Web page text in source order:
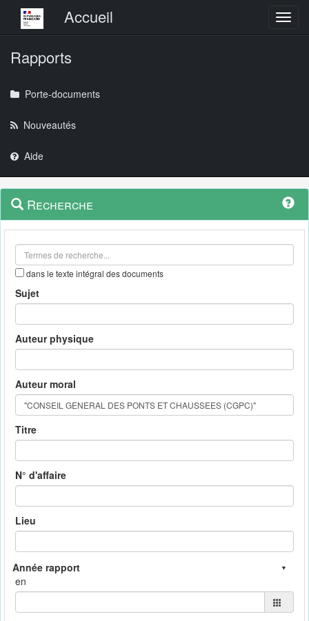
Menu principalAccueil
Rapports
Porte-documents
Nouveautés
Aide
Navigation
outils
Menu
contextuel
Recherche
dans le texte intégral des documents
Sujet
Auteur physique
Auteur moral
Titre
N° d'affaire
Lieu
en